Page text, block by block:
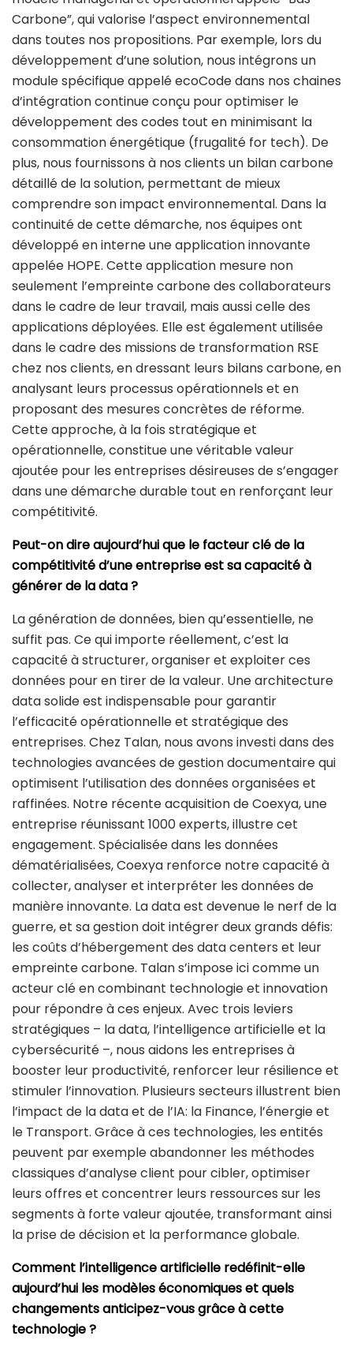
Carbone”, qui valorise l’aspect environnemental
dans toutes nos propositions. Par exemple, lors du
développement d’une solution, nous intégrons un
module spécifique appelé ecoCode dans nos chaines
d’intégration continue conçu pour optimiser le
développement des codes tout en minimisant la
consommation énergétique (frugalité for tech). De
plus, nous fournissons à nos clients un bilan carbone
détaillé de la solution, permettant de mieux
comprendre son impact environnemental. Dans la
continuité de cette démarche, nos équipes ont
développé en interne une application innovante
appelée HOPE. Cette application mesure non
seulement l’empreinte carbone des collaborateurs
dans le cadre de leur travail, mais aussi celle des
applications déployées. Elle est également utilisée
dans le cadre des missions de transformation RSE
chez nos clients, en dressant leurs bilans carbone, en
analysant leurs processus opérationnels et en
proposant des mesures concrètes de réforme.
Cette approche, à la fois stratégique et
opérationnelle, constitue une véritable valeur
ajoutée pour les entreprises désireuses de s’engager
dans une démarche durable tout en renforçant leur
compétitivité.
Peut-on dire aujourd’hui que le facteur clé de la
compétitivité d’une entreprise est sa capacité à
générer de la data ?
La génération de données, bien qu’essentielle, ne
suffit pas. Ce qui importe réellement, c’est la
capacité à structurer, organiser et exploiter ces
données pour en tirer de la valeur. Une architecture
data solide est indispensable pour garantir
l’efficacité opérationnelle et stratégique des
entreprises. Chez Talan, nous avons investi dans des
technologies avancées de gestion documentaire qui
optimisent l’utilisation des données organisées et
raffinées. Notre récente acquisition de Coexya, une
entreprise réunissant 1000 experts, illustre cet
engagement. Spécialisée dans les données
dématérialisées, Coexya renforce notre capacité à
collecter, analyser et interpréter les données de
manière innovante. La data est devenue le nerf de la
guerre, et sa gestion doit intégrer deux grands défis:
les coûts d’hébergement des data centers et leur
empreinte carbone. Talan s’impose ici comme un
acteur clé en combinant technologie et innovation
pour répondre à ces enjeux. Avec trois leviers
stratégiques – la data, l’intelligence artificielle et la
cybersécurité –, nous aidons les entreprises à
booster leur productivité, renforcer leur résilience et
stimuler l’innovation. Plusieurs secteurs illustrent bien
l’impact de la data et de l’IA: la Finance, l’énergie et
le Transport. Grâce à ces technologies, les entités
peuvent par exemple abandonner les méthodes
classiques d’analyse client pour cibler, optimiser
leurs offres et concentrer leurs ressources sur les
segments à forte valeur ajoutée, transformant ainsi
la prise de décision et la performance globale.
Comment l’intelligence artificielle redéfinit-elle
aujourd’hui les modèles économiques et quels
changements anticipez-vous grâceà cette
technologie ?